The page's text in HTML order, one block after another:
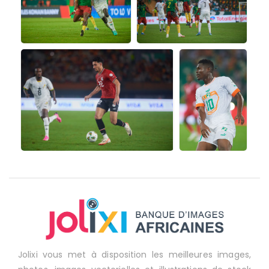
Jolixi vous met à disposition les meilleures images,